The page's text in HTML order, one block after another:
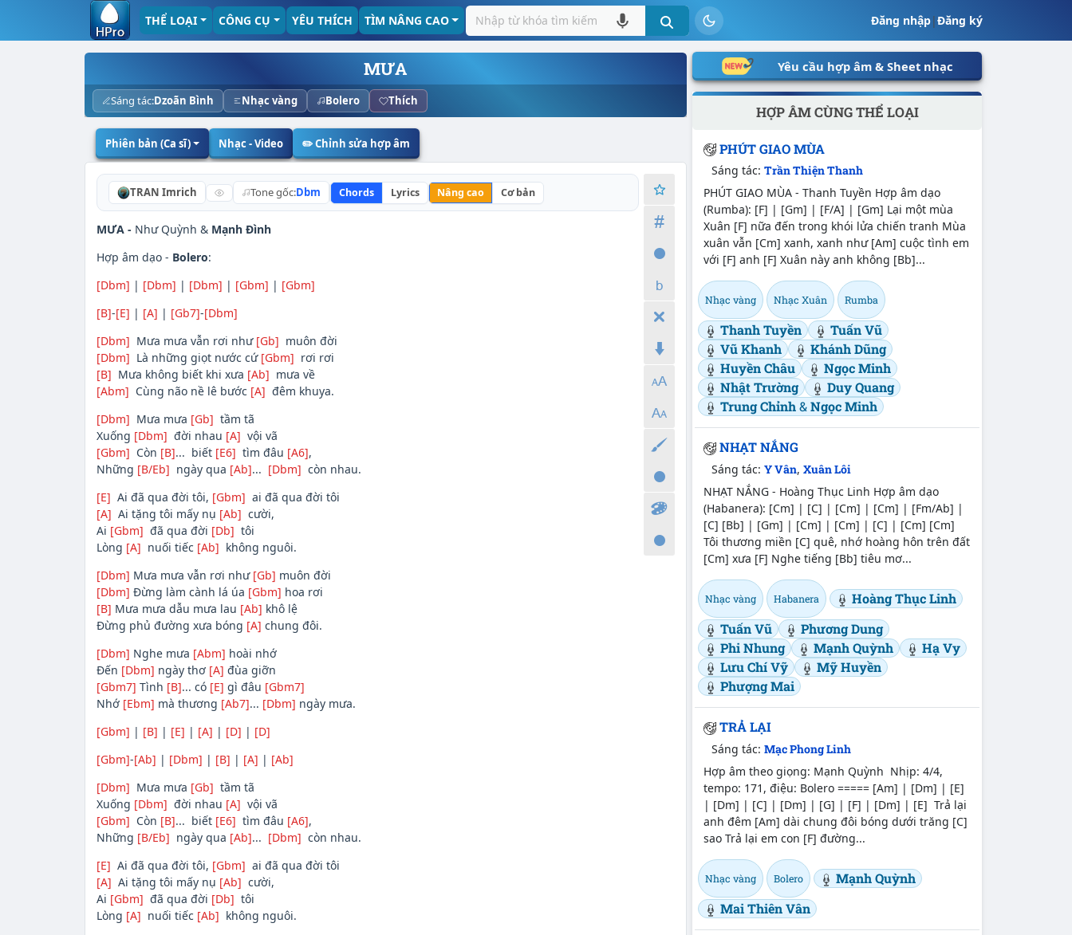
Đăng nhập|Đăng ký
THỂ LOẠI CÔNG CỤ YÊU THÍCH TÌM NÂNG CAO
MƯA
Sáng tác:Dzoãn Bình Nhạc vàng Bolero Thích
Phiên bản (Ca sĩ) Nhạc - Video ✏️ Chỉnh sửa hợp âm
TRAN Imrich Tone gốc:Dbm Chords Lyrics Nâng cao Cơ bản
MƯA - Như Quỳnh & Mạnh Đình
Hợp âm dạo - Bolero:
[Dbm] | [Dbm] | [Dbm] | [Gbm] | [Gbm]
[B]-[E] | [A] | [Gb7]-[Dbm]
[Dbm] Mưa mưa vẫn rơi như [Gb] muôn đời
[Dbm] Là những giọt nước cứ [Gbm] rơi rơi
[B] Mưa không biết khi xưa [Ab] mưa về
[Abm] Cùng não nề lê bước [A] đêm khuya.
[Dbm] Mưa mưa [Gb] tầm tã
Xuống [Dbm] đời nhau [A] vội vã
[Gbm] Còn [B]... biết [E6] tìm đâu [A6],
Những [B/Eb] ngày qua [Ab]... [Dbm] còn nhau.
[E] Ai đã qua đời tôi, [Gbm] ai đã qua đời tôi
[A] Ai tặng tôi mấy nụ [Ab] cười,
Ai [Gbm] đã qua đời [Db] tôi
Lòng [A] nuối tiếc [Ab] không nguôi.
[Dbm] Mưa mưa vẫn rơi như [Gb] muôn đời
[Dbm] Đừng làm cành lá úa [Gbm] hoa rơi
[B] Mưa mưa dẫu mưa lau [Ab] khô lệ
Đừng phủ đường xưa bóng [A] chung đôi.
[Dbm] Nghe mưa [Abm] hoài nhớ
Đến [Dbm] ngày thơ [A] đùa giỡn
[Gbm7] Tình [B]... có [E] gì đâu [Gbm7]
Nhớ [Ebm] mà thương [Ab7]... [Dbm] ngày mưa.
[Gbm] | [B] | [E] | [A] | [D] | [D]
[Gbm]-[Ab] | [Dbm] | [B] | [A] | [Ab]
[Dbm] Mưa mưa [Gb] tầm tã
Xuống [Dbm] đời nhau [A] vội vã
[Gbm] Còn [B]... biết [E6] tìm đâu [A6],
Những [B/Eb] ngày qua [Ab]... [Dbm] còn nhau.
[E] Ai đã qua đời tôi, [Gbm] ai đã qua đời tôi
[A] Ai tặng tôi mấy nụ [Ab] cười,
Ai [Gbm] đã qua đời [Db] tôi
Lòng [A] nuối tiếc [Ab] không nguôi.
Yêu cầu hợp âm & Sheet nhạc
HỢP ÂM CÙNG THỂ LOẠI
PHÚT GIAO MÙA
Sáng tác:Trần Thiện Thanh
PHÚT GIAO MÙA - Thanh Tuyền Hợp âm dạo
(Rumba): [F] | [Gm] | [F/A] | [Gm] Lại một mùa
Xuân [F] nữa đến trong khói lửa chiến tranh Mùa
xuân vẫn [Cm] xanh, xanh như [Am] cuộc tình em
với [F] anh [F] Xuân này anh không [Bb]...
Nhạc vàng Nhạc Xuân Rumba
Thanh Tuyền
Tuấn Vũ
Vũ Khanh
Khánh Dũng
Huyền Châu
Ngọc Minh
Nhật Trường
Duy Quang
Trung Chỉnh&Ngọc Minh
NHẠT NẮNG
Sáng tác:Y Vân,Xuân Lôi
NHẠT NẮNG - Hoàng Thục Linh Hợp âm dạo
(Habanera): [Cm] | [C] | [Cm] | [Cm] | [Fm/Ab] |
[C] [Bb] | [Gm] | [Cm] | [Cm] | [C] | [Cm] [Cm]
Tôi thương miền [C] quê, nhớ hoàng hôn trên đất
[Cm] xưa [F] Nghe tiếng [Bb] tiêu mơ...
Nhạc vàng Habanera
Hoàng Thục Linh
Tuấn Vũ
Phương Dung
Phi Nhung
Mạnh Quỳnh
Hạ Vy
Lưu Chí Vỹ
Mỹ Huyền
Phượng Mai
TRẢ LẠI
Sáng tác:Mạc Phong Linh
Hợp âm theo giọng: Mạnh Quỳnh Nhịp: 4/4,
tempo: 171, điệu: Bolero ===== [Am] | [Dm] | [E]
| [Dm] | [C] | [Dm] | [G] | [F] | [Dm] | [E] Trả lại
anh đêm [Am] dài chung đôi bóng dưới trăng [C]
sao Trả lại em con [F] đường...
Nhạc vàng Bolero
Mạnh Quỳnh
Mai Thiên Vân